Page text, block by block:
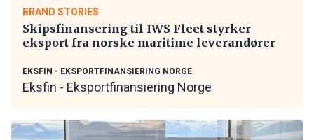
BRAND STORIES
Skipsfinansering til IWS Fleet styrker
eksport fra norske maritime leverandører
EKSFIN - EKSPORTFINANSIERING NORGE
Eksfin - Eksportfinansiering Norge